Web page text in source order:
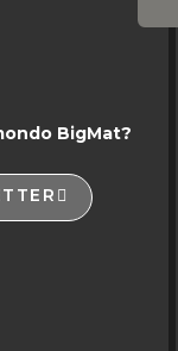
BigMat?